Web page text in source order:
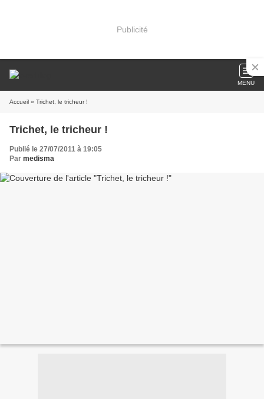
Publicité
MENU
Accueil » Trichet, le tricheur !
Trichet, le tricheur !
Publié le 27/07/2011 à 19:05
Par medisma